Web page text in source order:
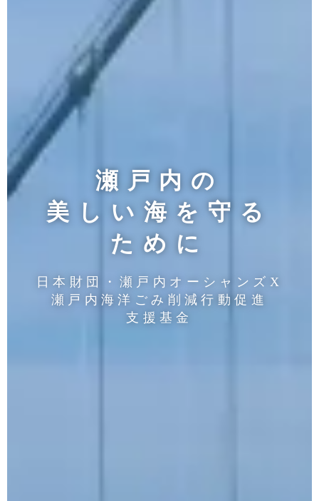
瀬戸内の
美しい海を守る
ために
日本財団・瀬戸内オーシャンズX
瀬戸内海洋ごみ削減行動促進
支援基金